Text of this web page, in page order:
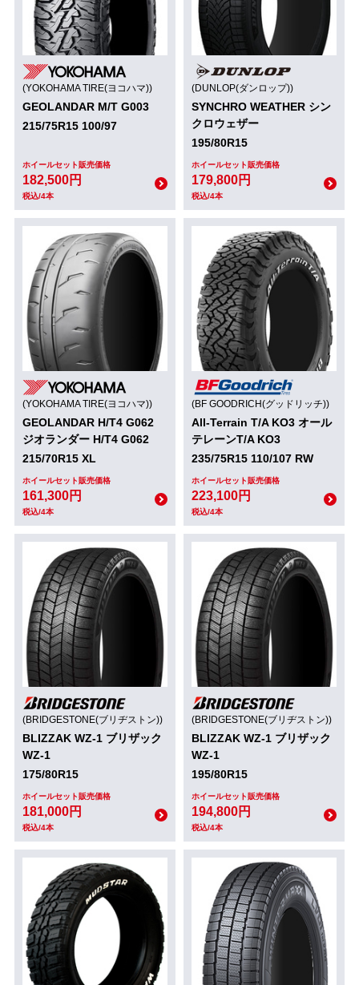
(YOKOHAMA TIRE(ヨコハマ))
GEOLANDAR M/T G003
215/75R15 100/97
ホイールセット販売価格
182,500円
税込/4本
(DUNLOP(ダンロップ))
SYNCHRO WEATHER シン
クロウェザー
195/80R15
ホイールセット販売価格
179,800円
税込/4本
(YOKOHAMA TIRE(ヨコハマ))
GEOLANDAR H/T4 G062
ジオランダー H/T4 G062
215/70R15 XL
ホイールセット販売価格
161,300円
税込/4本
(BF GOODRICH(グッドリッチ))
All-Terrain T/A KO3 オール
テレーンT/A KO3
235/75R15 110/107 RW
ホイールセット販売価格
223,100円
税込/4本
(BRIDGESTONE(ブリヂストン))
BLIZZAK WZ-1 ブリザック
WZ-1
175/80R15
ホイールセット販売価格
181,000円
税込/4本
(BRIDGESTONE(ブリヂストン))
BLIZZAK WZ-1 ブリザック
WZ-1
195/80R15
ホイールセット販売価格
194,800円
税込/4本